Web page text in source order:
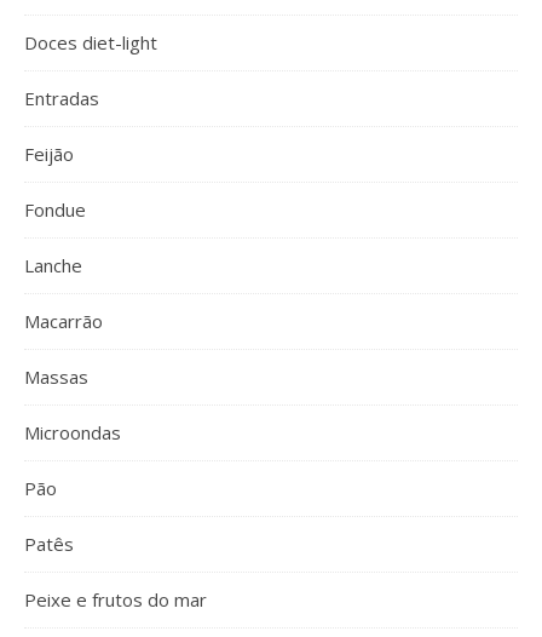
Doces diet-light
Entradas
Feijão
Fondue
Lanche
Macarrão
Massas
Microondas
Pão
Patês
Peixe e frutos do mar